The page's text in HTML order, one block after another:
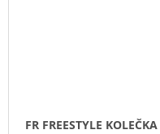
FR FREESTYLE